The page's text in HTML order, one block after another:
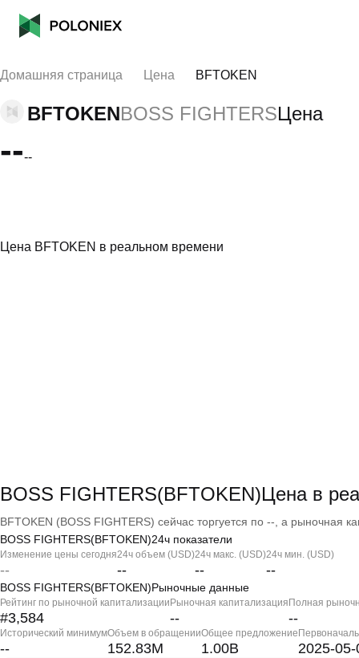
Домашняя страница Цена BFTOKEN
BFTOKENBOSS FIGHTERSЦена
----
Цена BFTOKEN в реальном времени
BOSS FIGHTERS(BFTOKEN)Цена в
BFTOKEN (BOSS FIGHTERS) сейчас торгуется по --, а рыночная
BOSS FIGHTERS(BFTOKEN)24ч показатели
Изменение цены сегодня
--
24ч объем (USD)
--
24ч макс. (USD)
--
24ч мин. (USD)
--
BOSS FIGHTERS(BFTOKEN)Рыночные данные
Рейтинг по рыночной капитализации
#3,584
Рыночная капитализация
--
Полная
--
Исторический минимум
--
Объем в обращении
152.83M
Общее предложение
1.00B 2025-05-